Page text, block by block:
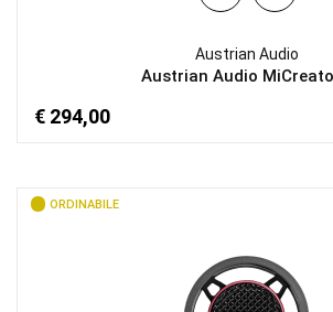
Austrian Audio
Austrian Audio
€ 294,00
ORDINABILE